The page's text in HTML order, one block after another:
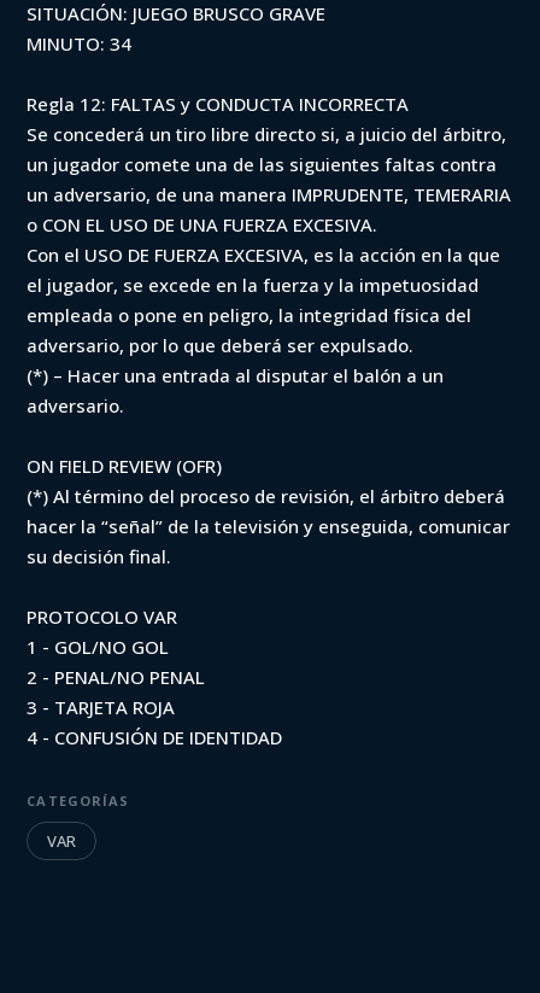
SITUACIÓN: JUEGO BRUSCO GRAVE
MINUTO: 34
Regla 12: FALTAS y CONDUCTA INCORRECTA
Se concederá un tiro libre directo si, a juicio del árbitro,
un jugador comete una de las siguientes faltas contra
un adversario, de una manera IMPRUDENTE, TEMERARIA
o CON EL USO DE UNA FUERZA EXCESIVA.
Con el USO DE FUERZA EXCESIVA, es la acción en la que
el jugador, se excede en la fuerza y la impetuosidad
empleada o pone en peligro, la integridad física del
adversario, por lo que deberá ser expulsado.
(*) – Hacer una entrada al disputar el balón a un
adversario.
ON FIELD REVIEW (OFR)
(*) Al término del proceso de revisión, el árbitro deberá
hacer la “señal” de la televisión y enseguida, comunicar
su decisión final.
PROTOCOLO VAR
1 - GOL/NO GOL
2 - PENAL/NO PENAL
3 - TARJETA ROJA
4 - CONFUSIÓN DE IDENTIDAD
CATEGORÍAS
VAR